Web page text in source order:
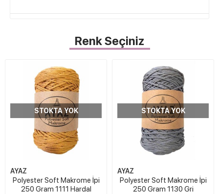
Renk Seçiniz
STOKTA YOK
AYAZ
Polyester Soft Makrome İpi
250 Gram 1111 Hardal
STOKTA YOK
AYAZ
Polyester Soft Makrome İpi
250 Gram 1130 Gri